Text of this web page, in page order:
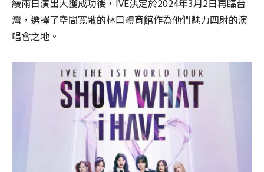
續兩日演出大獲成功後，IVE決定於2024年3月2日再臨台
灣，選擇了空間寬敞的林口體育館作為他們魅力四射的演
唱會之地。